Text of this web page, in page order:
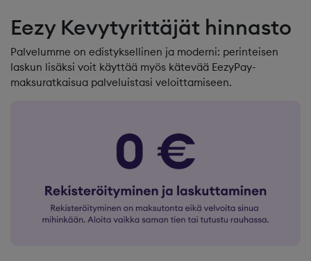
Eezy Kevytyrittäjät hinnasto
Palvelumme on edistyksellinen ja moderni: perinteisen
laskun lisäksi voit käyttää myös kätevää EezyPay-
maksuratkaisua palveluistasi veloittamiseen.